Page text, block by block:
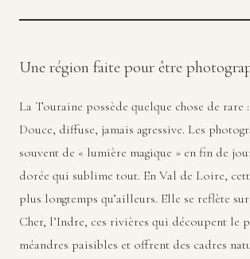
Une région faite pour être
La Touraine possède quelque chose de rare
Douce, diffuse, jamais agressive. Les
souvent de « lumière magique » en fin de
dorée qui sublime tout. En Val de Loire,
plus longtemps qu’ailleurs. Elle se reflète
Cher, l’Indre, ces rivières qui découpent le
méandres paisibles et offrent des cadres